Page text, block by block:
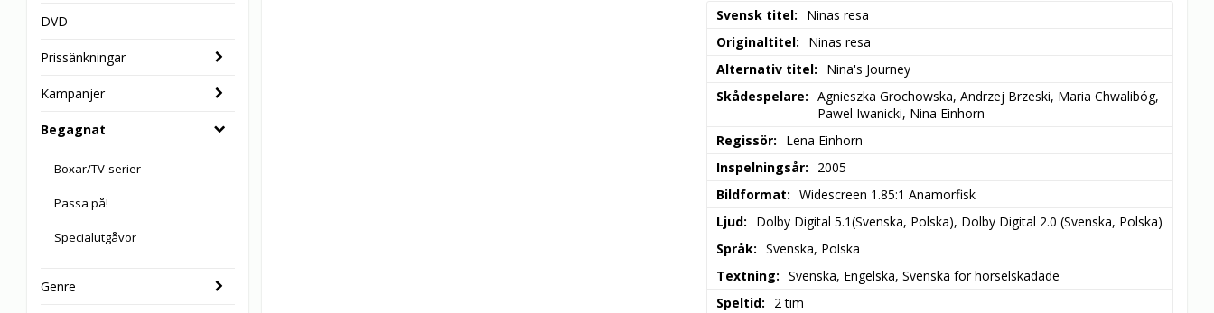
DVD
Prissänkningar
Kampanjer
Begagnat
Boxar/TV-serier
Passa på!
Specialutgåvor
Genre
Svensk titel
Ninas resa
Originaltitel
Ninas resa
Alternativ titel
Nina's Journey
Skådespelare
Agnieszka Grochowska, Andrzej Brzeski, Maria Chwalibóg,
Pawel Iwanicki, Nina Einhorn
Regissör
Lena Einhorn
Inspelningsår
2005
Bildformat
Widescreen 1.85:1 Anamorfisk
Ljud
Dolby Digital 5.1(Svenska, Polska), Dolby Digital 2.0 (Svenska, Polska)
Språk
Svenska, Polska
Textning
Svenska, Engelska, Svenska för hörselskadade
Speltid
2 tim